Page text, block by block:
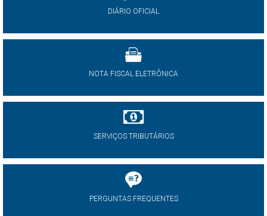
DIÁRIO OFICIAL
NOTA FISCAL ELETRÔNICA
SERVIÇOS TRIBUTÁRIOS
PERGUNTAS FREQUENTES